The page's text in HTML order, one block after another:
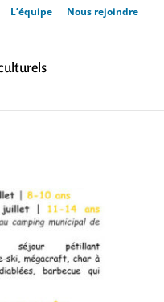
L’équipe Nous rejoindre